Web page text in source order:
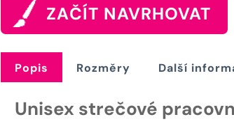
ZAČÍT NAVRHOVAT
Popis Rozměry Další
Unisex strečové